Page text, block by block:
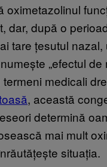
oximetazolinul
dar, după o
tare țesutul
„efectul de
medicali
, această
determină
mai mult
situația.